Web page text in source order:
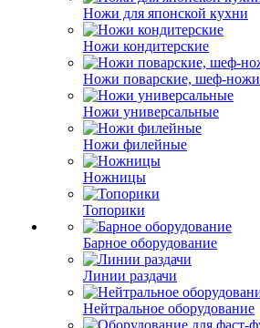
Ножи для японской кухни
Ножи кондитерские
Ножи поварские, шеф-ножи
Ножи универсальные
Ножи филейные
Ножницы
Топорики
Барное оборудование
Линии раздачи
Нейтральное оборудование